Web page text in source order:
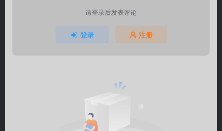
请登录后发表评论
登录 注册